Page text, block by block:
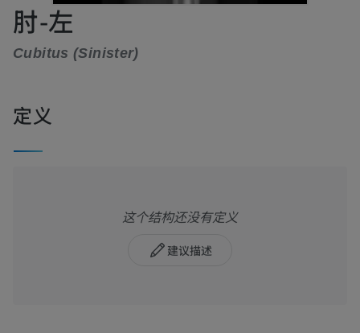
肘-左
Cubitus (Sinister)
定义
这个结构还没有定义
建议描述